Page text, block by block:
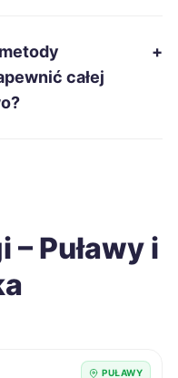
232 zł
całej
+
– Puławy i
PUŁAWY